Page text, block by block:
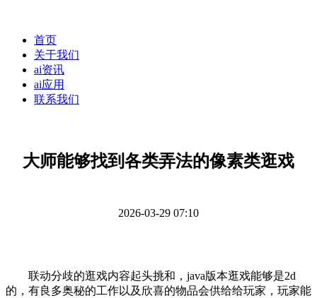
首页
关于我们
ai资讯
ai应用
联系我们
大师能够找到各类弄法的像素类逛戏
2026-03-29 07:10
联动分歧的逛戏内容起头挑和，java版本逛戏能够是2d
的，有良多奥秘的工作以及欣喜的物品会供给给玩家，玩家能